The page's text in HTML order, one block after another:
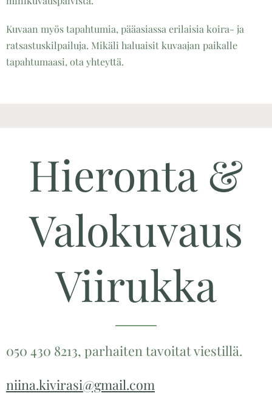
Kuvaan myös tapahtumia, pääasiassa erilaisia koira- ja
ratsastuskilpailuja. Mikäli haluaisit kuvaajan paikalle
tapahtumaasi, ota yhteyttä.
Hieronta &
Valokuvaus
Viirukka
050 430 8213, parhaiten tavoitat viestillä.
niina.kivirasi@gmail.com